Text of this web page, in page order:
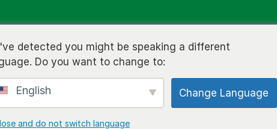
BLOG CURSOS LIVROS VÍDEOS SOBRE MIM
detected you might be speaking a different
Do you want to change to:
English Change Language
and do not switch language